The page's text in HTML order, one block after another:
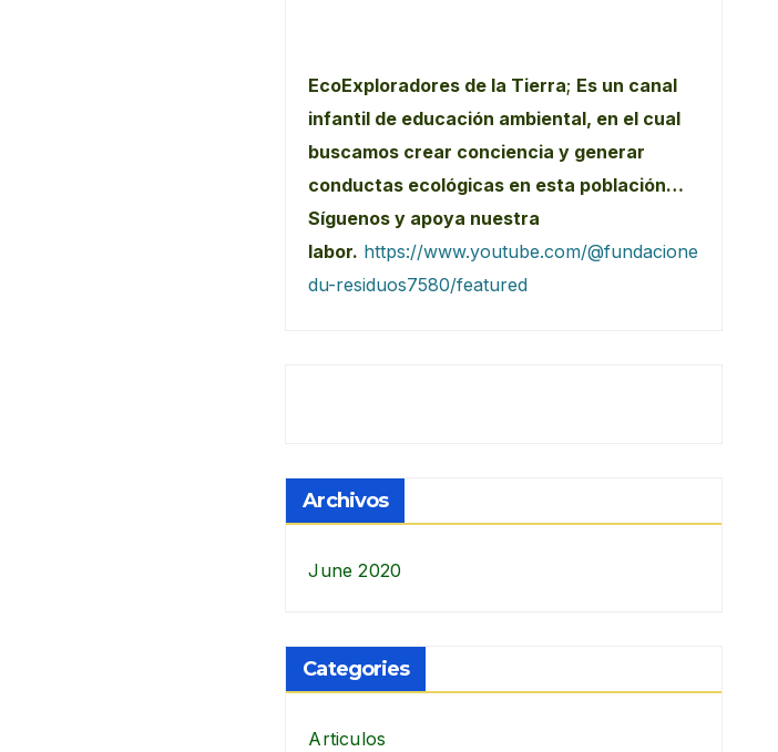
EcoExploradores de la Tierra; Es un canal
infantil de educación ambiental, en el cual
buscamos crear conciencia y generar
conductas ecológicas en esta población…
Síguenos y apoya nuestra
labor. https://www.youtube.com/@fundacione
du-residuos7580/featured
Archivos
June 2020
Categories
Articulos